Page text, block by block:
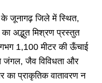
के जूनागढ़ जिले में स्थित,
का अद्भुत मिश्रण प्रस्तुत
1,100 मीटर की ऊँचाई
जैव विविधता और
का प्राकृतिक वातावरण न